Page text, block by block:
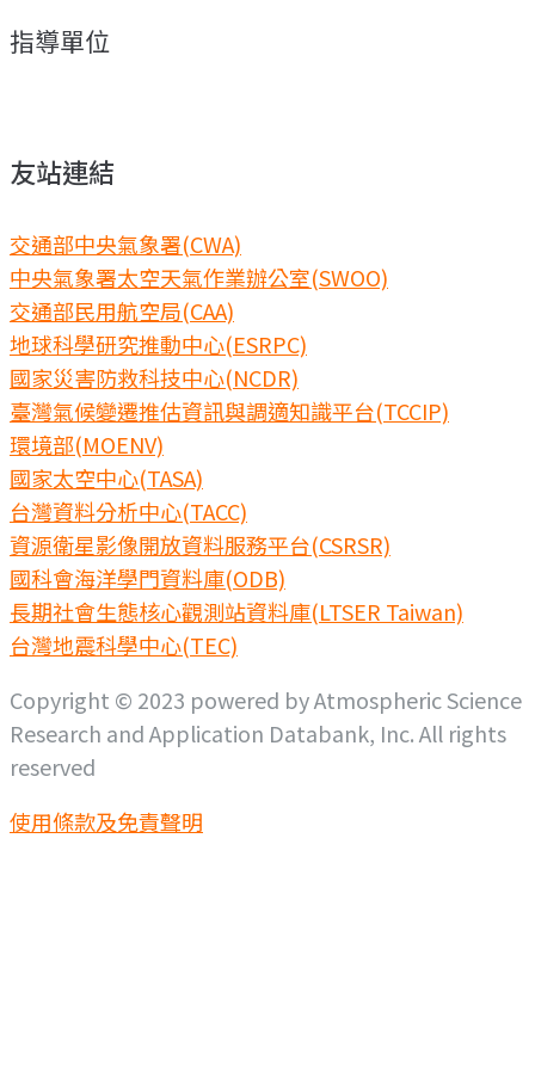
指導單位
友站連結
交通部中央氣象署(CWA)
中央氣象署太空天氣作業辦公室(SWOO)
交通部民用航空局(CAA)
地球科學研究推動中心(ESRPC)
國家災害防救科技中心(NCDR)
臺灣氣候變遷推估資訊與調適知識平台(TCCIP)
環境部(MOENV)
國家太空中心(TASA)
台灣資料分析中心(TACC)
資源衛星影像開放資料服務平台(CSRSR)
國科會海洋學門資料庫(ODB)
長期社會生態核心觀測站資料庫(LTSER Taiwan)
台灣地震科學中心(TEC)
Copyright © 2023 powered by Atmospheric Science
Research and Application Databank, Inc. All rights
reserved
使用條款及免責聲明